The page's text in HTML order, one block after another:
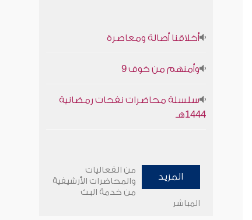
أخلاقنا أصالة ومعاصرة
وأمنهم من خوف 9
سلسلة محاضرات نفحات رمضانية
1444هـ
المزيد
من الفعاليات
والمحاضرات الأرشيفية
من خدمة البث
المباشر